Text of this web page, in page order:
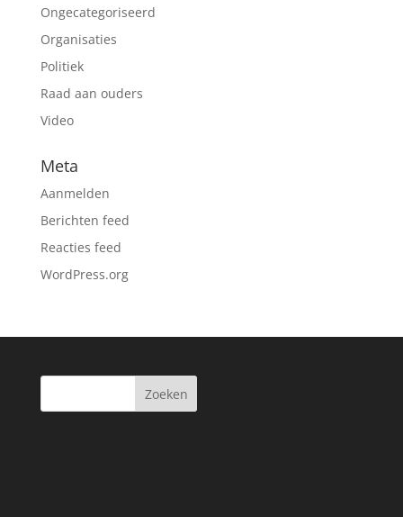
Ongecategoriseerd
Organisaties
Politiek
Raad aan ouders
Video
Meta
Aanmelden
Berichten feed
Reacties feed
WordPress.org